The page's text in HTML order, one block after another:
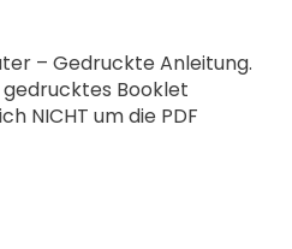
– Gedruckte Anleitung.
gedrucktes Booklet
NICHT um die PDF